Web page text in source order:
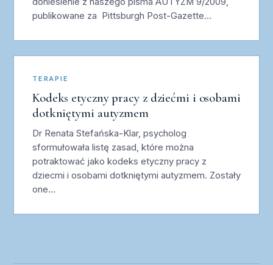
publikowane za Pittsburgh Post-Gazette…
TERAPIE
Kodeks etyczny pracy z dziećmi i osobami
dotkniętymi autyzmem
Dr Renata Stefańska-Klar, psycholog
sformułowała listę zasad, które można
potraktować jako kodeks etyczny pracy z
dziecmi i osobami dotkniętymi autyzmem. Zostały
one…